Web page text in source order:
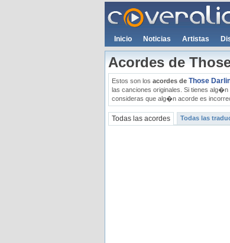
Inicio Noticias Artistas
Acordes de
Estos son los acordes de Those
las canciones originales. Si tienes
consideras que alg�n acorde es
Todas las acordes Todas las